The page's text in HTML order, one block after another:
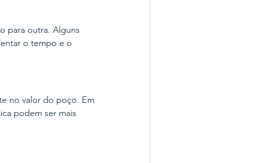
para outra. Alguns
o tempo e o
no valor do poço. Em
podem ser mais